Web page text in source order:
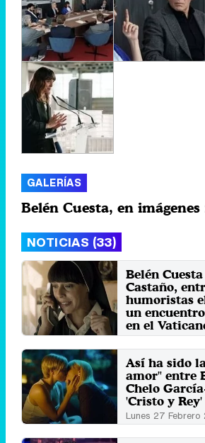
GALERÍAS
Belén Cuesta, en imágenes
NOTICIAS (33)
Belén
Castaño,
humoristas
un
en el
Miércoles 12
Así ha sido
amor" entre
Chelo
'Cristo y Rey'
Lunes 27